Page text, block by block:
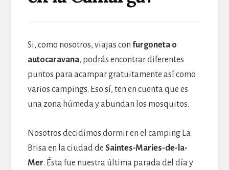
Si, como nosotros, viajas con furgoneta o
autocaravana, podrás encontrar diferentes
puntos para acampar gratuitamente así como
varios campings. Eso sí, ten en cuenta que es
una zona húmeda y abundan los mosquitos.
Nosotros decidimos dormir en el camping La
Brisa en la ciudad de Saintes-Maries-de-la-
Mer. Ésta fue nuestra última parada del día y